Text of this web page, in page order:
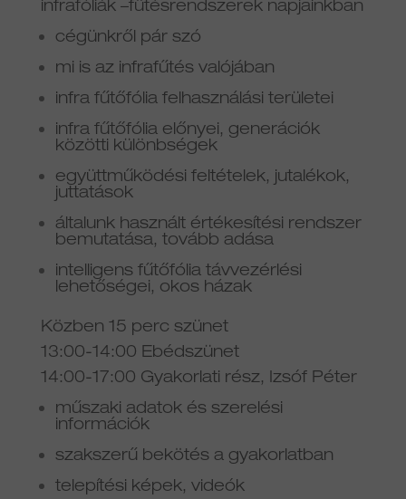
infrafóliák –fűtésrendszerek napjainkban
cégünkről pár szó
mi is az infrafűtés valójában
infra fűtőfólia felhasználási területei
infra fűtőfólia előnyei, generációk
közötti különbségek
együttműködési feltételek, jutalékok,
juttatások
általunk használt értékesítési rendszer
bemutatása, tovább adása
intelligens fűtőfólia távvezérlési
lehetőségei, okos házak
Közben 15 perc szünet
13:00-14:00 Ebédszünet
14:00-17:00 Gyakorlati rész, Izsóf Péter
műszaki adatok és szerelési
információk
szakszerű bekötés a gyakorlatban
telepítési képek, videók